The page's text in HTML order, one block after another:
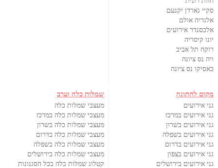
סקיי גארדן יקנעם
אלגריה אולם
אלכסנדר אירועים
יונו קיסריה
רוקח תל אביב
ויה נס ציונה
באסיקו נס ציונה
מקום לחתונה
גני אירועים
גני אירועים במרכז
גני אירועים בשרון
גני אירועים בשפלה
גני אירועים בדרום
גני אירועים בצפון
גני אירועים בירושלים
שמלות כלה וערב
מעצבי שמלות כלה
מעצבי שמלות כלה במרכז
מעצבי שמלות כלה בשרון
מעצבי שמלות כלה בדרום
מעצבי שמלות כלה בשפלה
מעצבי שמלות כלה בירושלים
קטלוג שמלות כלה בכל הסגנונות